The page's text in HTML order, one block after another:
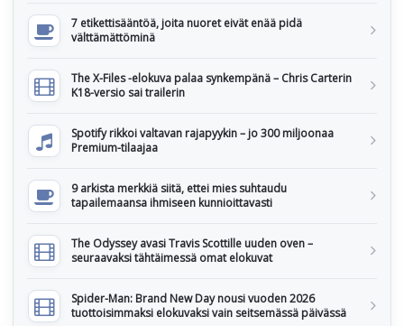
7 etikettisääntöä, joita nuoret eivät enää pidä
välttämättöminä
The X-Files -elokuva palaa synkempänä – Chris Carterin
K18-versio sai trailerin
Spotify rikkoi valtavan rajapyykin – jo 300 miljoonaa
Premium-tilaajaa
9 arkista merkkiä siitä, ettei mies suhtaudu
tapailemaansa ihmiseen kunnioittavasti
The Odyssey avasi Travis Scottille uuden oven –
seuraavaksi tähtäimessä omat elokuvat
Spider-Man: Brand New Day nousi vuoden 2026
tuottoisimmaksi elokuvaksi vain seitsemässä päivässä